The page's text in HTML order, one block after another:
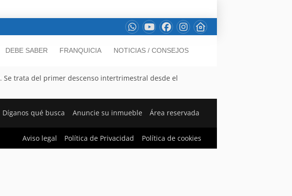
DEBE SABER FRANQUICIA NOTICIAS / CONSEJOS
Se trata del primer descenso intertrimestral desde el
Díganos qué busca Anuncie su inmueble Área reservada
Aviso legal Política de Privacidad Política de cookies